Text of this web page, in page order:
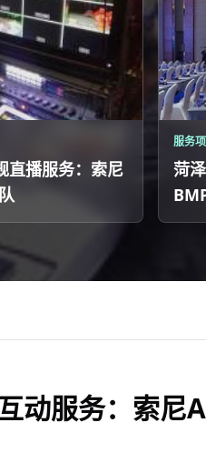
直播服务：索尼
服务
菏
动服务：索尼